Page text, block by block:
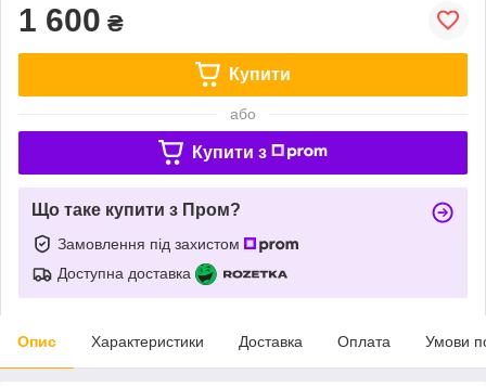
1 600 ₴
Купити
або
Купити з
Що таке купити з Пром?
Замовлення під захистом
Доступна доставка
Опис Характеристики Доставка Оплата Умови